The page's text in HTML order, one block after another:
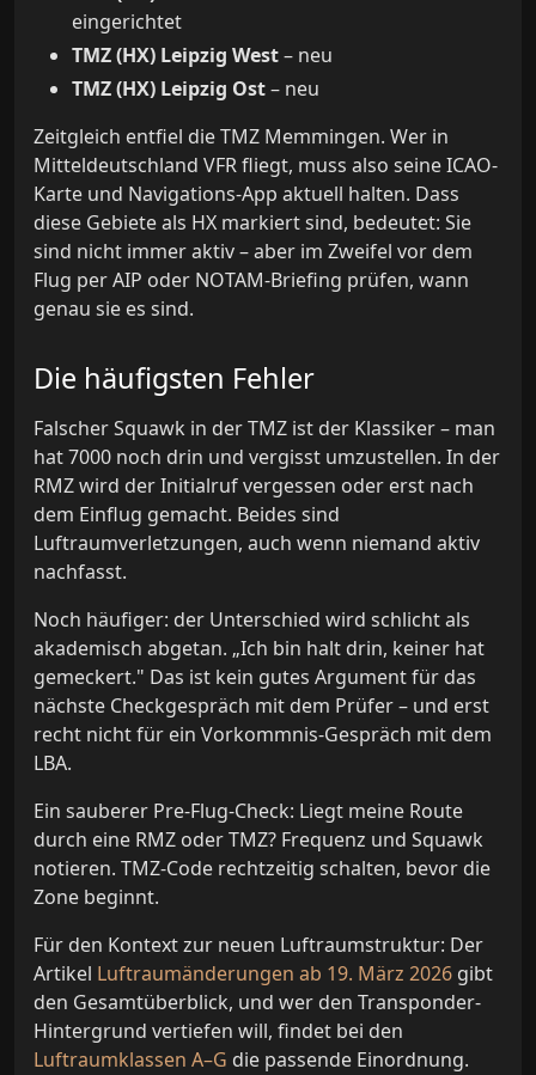
eingerichtet
TMZ (HX) Leipzig West– neu
TMZ (HX) Leipzig Ost– neu
Zeitgleich entfiel die TMZ Memmingen. Wer in
Mitteldeutschland VFR fliegt, muss also seine ICAO-
Karte und Navigations-App aktuell halten. Dass
diese Gebiete als HX markiert sind, bedeutet: Sie
sind nicht immer aktiv – aber im Zweifel vor dem
Flug per AIP oder NOTAM-Briefing prüfen, wann
genau sie es sind.
Die häufigsten Fehler
Falscher Squawk in der TMZ ist der Klassiker – man
hat 7000 noch drin und vergisst umzustellen. In der
RMZ wird der Initialruf vergessen oder erst nach
dem Einflug gemacht. Beides sind
Luftraumverletzungen, auch wenn niemand aktiv
nachfasst.
Noch häufiger: der Unterschied wird schlicht als
akademisch abgetan. „Ich bin halt drin, keiner hat
gemeckert." Das ist kein gutes Argument für das
nächste Checkgespräch mit dem Prüfer – und erst
recht nicht für ein Vorkommnis-Gespräch mit dem
LBA.
Ein sauberer Pre-Flug-Check: Liegt meine Route
durch eine RMZ oder TMZ? Frequenz und Squawk
notieren. TMZ-Code rechtzeitig schalten, bevor die
Zone beginnt.
Für den Kontext zur neuen Luftraumstruktur: Der
Artikel Luftraumänderungen ab 19. März 2026 gibt
den Gesamtüberblick, und wer den Transponder-
Hintergrund vertiefen will, findet bei den
Luftraumklassen A–G die passende Einordnung.